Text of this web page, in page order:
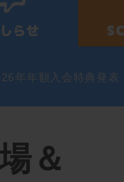
年年額入会特典発表
＆